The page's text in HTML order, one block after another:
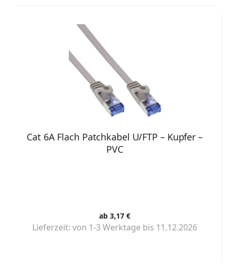
Cat 6A Flach Patchkabel U/FTP – Kupfer –
PVC
ab 3,17 €
Lieferzeit: von 1-3 Werktage bis 11.12.2026